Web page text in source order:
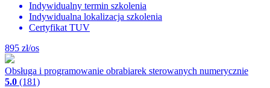
Indywidualny termin szkolenia
Indywidualna lokalizacja szkolenia
Certyfikat TUV
895 zł/os
Obsługa i programowanie obrabiarek sterowanych numerycznie
5.0 (181)